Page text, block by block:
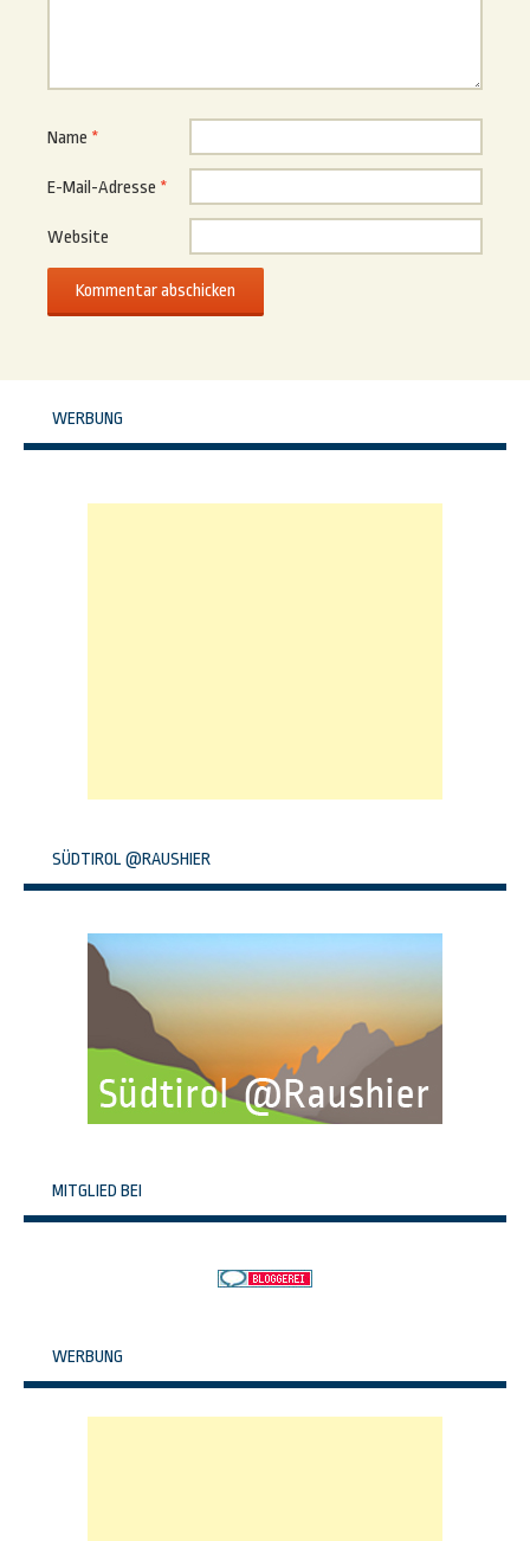
Name *
E-Mail-Adresse *
Website
WERBUNG
SÜDTIROL @RAUSHIER
MITGLIED BEI
WERBUNG